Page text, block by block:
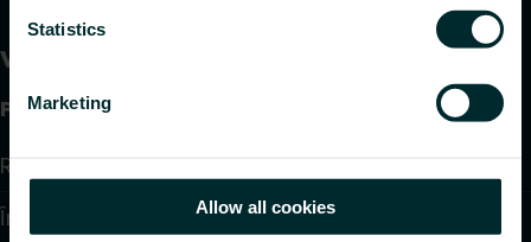
Statistics
Marketing
Allow all cookies
Produse
Radiatoare și Portprosoape
Încălzire în pardoseală